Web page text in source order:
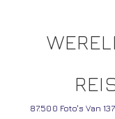
87.500 Foto's Van